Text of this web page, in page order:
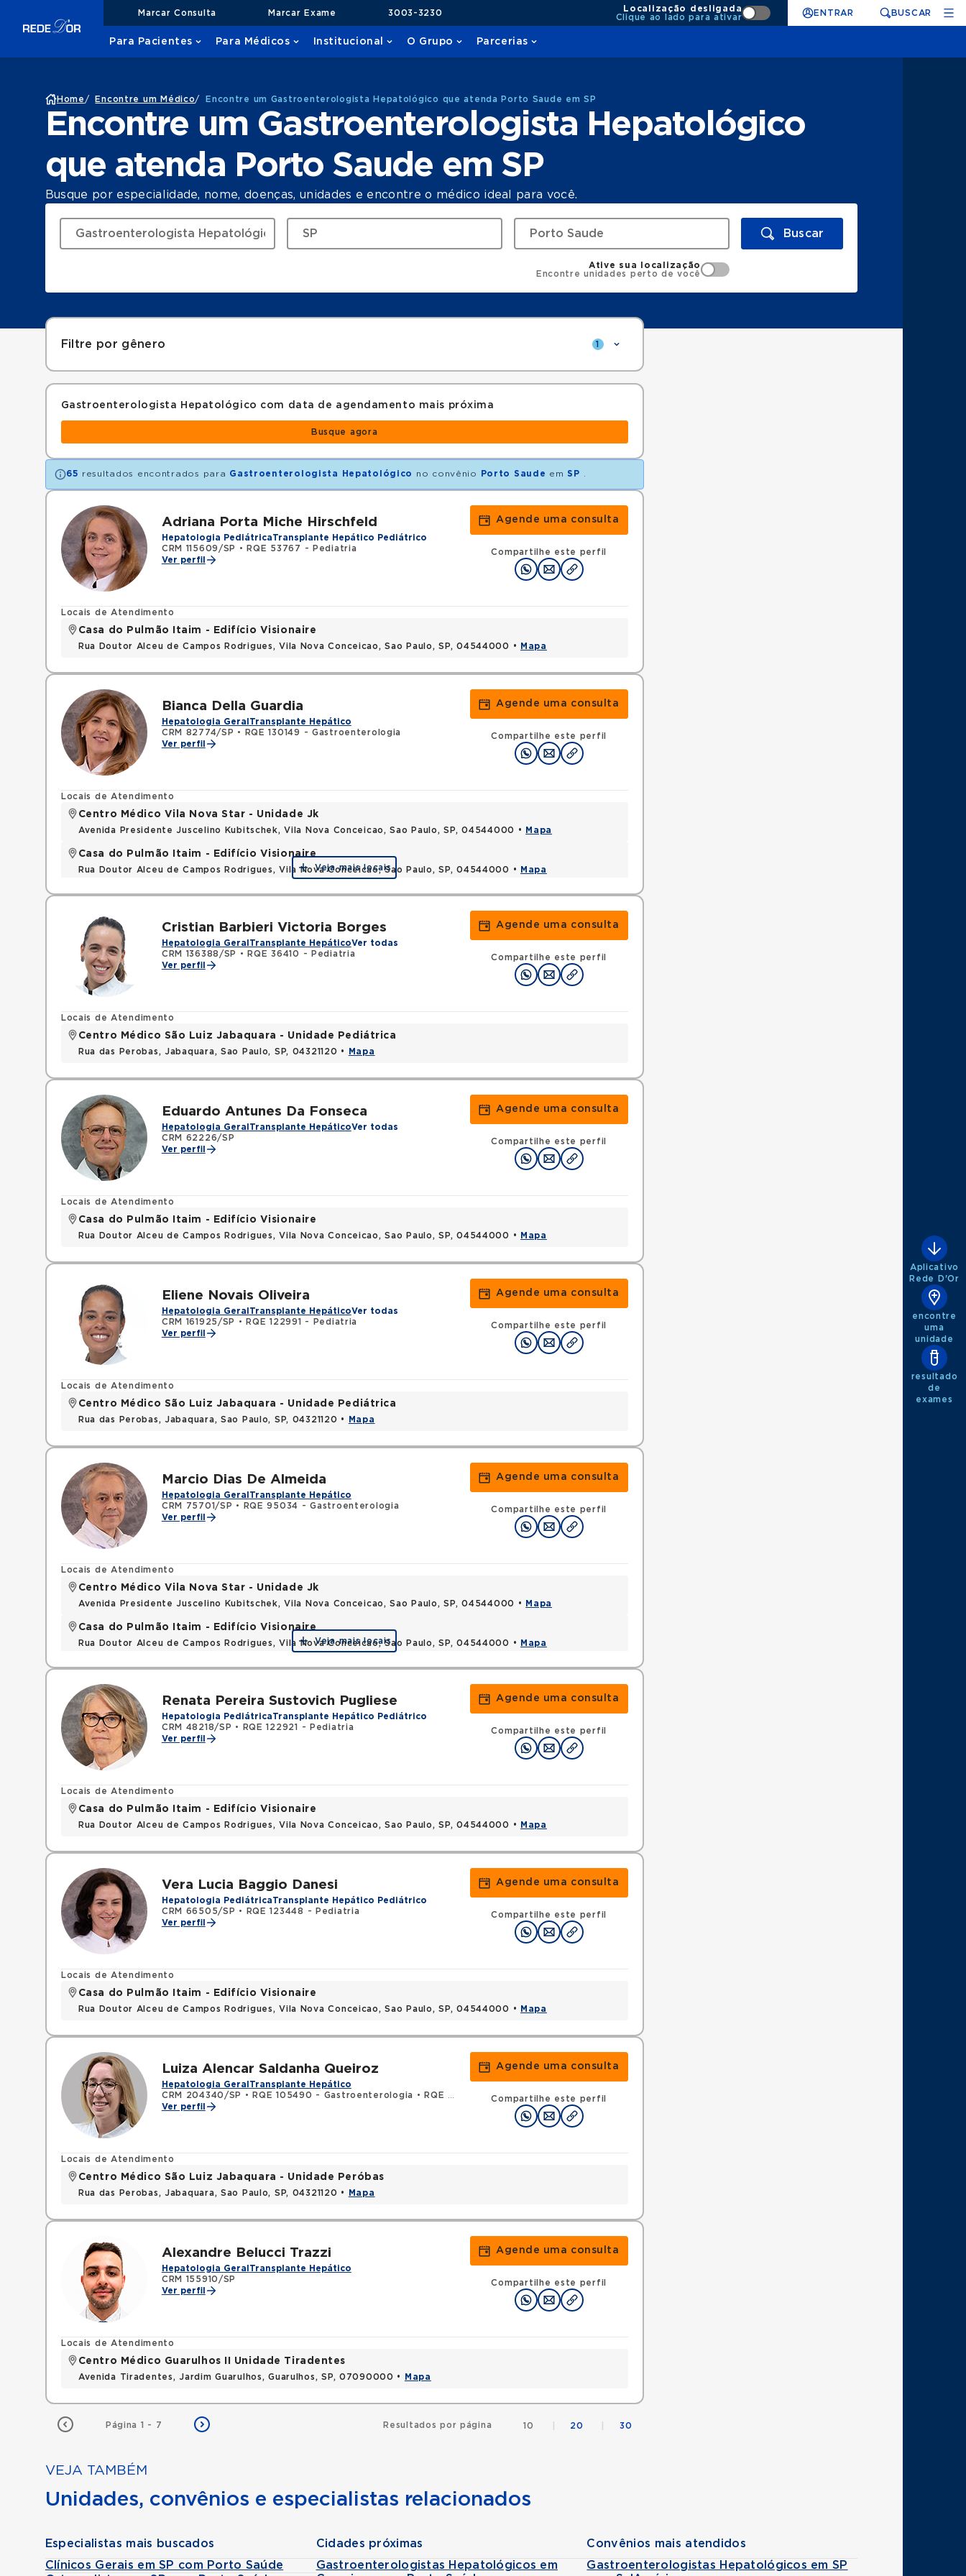
Marcar Consulta Marcar Exame 3003-3230
Localização desligada
Clique ao lado para ativar
ENTRAR BUSCAR
Para Pacientes Para Médicos Institucional O Grupo Parcerias
Home / Encontre um Médico/ Encontre um Gastroenterologista Hepatológico que atenda Porto Saude em SP
Encontre um Gastroenterologista Hepatológico
que atenda Porto Saude em SP
Busque por especialidade, nome, doenças, unidades e encontre o médico ideal para você.
Buscar
Ative sua localização
Encontre unidades perto de você
Filtre por gênero 1
Gastroenterologista Hepatológico com data de agendamento mais próxima
Busque agora
65 resultados encontrados para Gastroenterologista Hepatológico no convênio Porto Saude em SP
Adriana Porta Miche Hirschfeld
Hepatologia PediátricaTransplante Hepático Pediátrico
CRM 115609/SP
•
RQE 53767 - Pediatria
Ver perfil
Agende uma consulta
Compartilhe este perfil
Locais de Atendimento
Casa do Pulmão Itaim - Edifício Visionaire
Rua Doutor Alceu de Campos Rodrigues, Vila Nova Conceicao, Sao Paulo, SP, 04544000 • Mapa
Bianca Della Guardia
Hepatologia Geral Transplante Hepático
CRM 82774/SP •
RQE 130149 - Gastroenterologia
Ver perfil
Agende uma consulta
Compartilhe este perfil
Locais de Atendimento
Centro Médico Vila Nova Star - Unidade Jk
Avenida Presidente Juscelino Kubitschek, Vila Nova Conceicao, Sao Paulo, SP, 04544000 • Mapa
Casa do Pulmão Itaim - Edifício Visionaire
Rua Doutor Alceu de Campos Rodrigues, Vila Nova Conceicao, Sao Paulo, SP, 04544000 • Mapa
Veja mais locais
Cristian Barbieri Victoria Borges
Hepatologia Geral Transplante HepáticoVer todas
CRM 136388/SP
•
RQE 36410 - Pediatria
Ver perfil
Agende uma consulta
Compartilhe este perfil
Locais de Atendimento
Centro Médico São Luiz Jabaquara - Unidade Pediátrica
Rua das Perobas, Jabaquara, Sao Paulo, SP, 04321120 • Mapa
Eduardo Antunes Da Fonseca
Hepatologia Geral Transplante HepáticoVer todas
CRM 62226/SP
Ver perfil
Agende uma consulta
Compartilhe este perfil
Locais de Atendimento
Casa do Pulmão Itaim - Edifício Visionaire
Rua Doutor Alceu de Campos Rodrigues, Vila Nova Conceicao, Sao Paulo, SP, 04544000 • Mapa
Eliene Novais Oliveira
Hepatologia Geral Transplante HepáticoVer todas
CRM 161925/SP
•
RQE 122991 - Pediatria
Ver perfil
Agende uma consulta
Compartilhe este perfil
Locais de Atendimento
Centro Médico São Luiz Jabaquara - Unidade Pediátrica
Rua das Perobas, Jabaquara, Sao Paulo, SP, 04321120 • Mapa
Marcio Dias De Almeida
Hepatologia Geral Transplante Hepático
CRM 75701/SP •
RQE 95034 - Gastroenterologia
Ver perfil
Agende uma consulta
Compartilhe este perfil
Locais de Atendimento
Centro Médico Vila Nova Star - Unidade Jk
Avenida Presidente Juscelino Kubitschek, Vila Nova Conceicao, Sao Paulo, SP, 04544000 • Mapa
Casa do Pulmão Itaim - Edifício Visionaire
Rua Doutor Alceu de Campos Rodrigues, Vila Nova Conceicao, Sao Paulo, SP, 04544000 • Mapa
Veja mais locais
Renata Pereira Sustovich Pugliese
Hepatologia PediátricaTransplante Hepático Pediátrico
CRM 48218/SP •
RQE 122921 - Pediatria
Ver perfil
Agende uma consulta
Compartilhe este perfil
Locais de Atendimento
Casa do Pulmão Itaim - Edifício Visionaire
Rua Doutor Alceu de Campos Rodrigues, Vila Nova Conceicao, Sao Paulo, SP, 04544000 • Mapa
Vera Lucia Baggio Danesi
Hepatologia PediátricaTransplante Hepático Pediátrico
CRM 66505/SP •
RQE 123448 - Pediatria
Ver perfil
Agende uma consulta
Compartilhe este perfil
Locais de Atendimento
Casa do Pulmão Itaim - Edifício Visionaire
Rua Doutor Alceu de Campos Rodrigues, Vila Nova Conceicao, Sao Paulo, SP, 04544000 • Mapa
Luiza Alencar Saldanha Queiroz
Hepatologia Geral Transplante Hepático
CRM 204340/SP
• RQE 105490 - Gastroenterologia •
RQE 122685 - Clínica médica
Ver perfil
Agende uma consulta
Compartilhe este perfil
Locais de Atendimento
Centro Médico São Luiz Jabaquara - Unidade Peróbas
Rua das Perobas, Jabaquara, Sao Paulo, SP, 04321120 • Mapa
Alexandre Belucci Trazzi
Hepatologia Geral Transplante Hepático
CRM 155910/SP
Ver perfil
Agende uma consulta
Compartilhe este perfil
Locais de Atendimento
Centro Médico Guarulhos II Unidade Tiradentes
Avenida Tiradentes, Jardim Guarulhos, Guarulhos, SP, 07090000 • Mapa
Página 1 - 7 Resultados por página 10 20 30
VEJA TAMBÉM
Unidades, convênios e especialistas relacionados
Especialistas mais buscados
Clínicos Gerais em SP com Porto Saúde
Cidades próximas
Gastroenterologistas Hepatológicos em
Convênios mais atendidos
Gastroenterologistas Hepatológicos em SP
Aplicativo
Rede D'Or
encontre
uma
unidade
resultado
de
exames